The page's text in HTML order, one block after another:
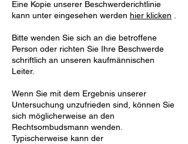
Eine Kopie unserer Beschwerderichtlinie
kann unter eingesehen werden hier klicken
Bitte wenden Sie sich an die betroffene
Person oder richten Sie Ihre Beschwerde
schriftlich an unseren kaufmännischen
Leiter.
Wenn Sie mit dem Ergebnis unserer
Untersuchung unzufrieden sind, können Sie
sich möglicherweise an den
Rechtsombudsmann wenden.
Typischerweise kann der